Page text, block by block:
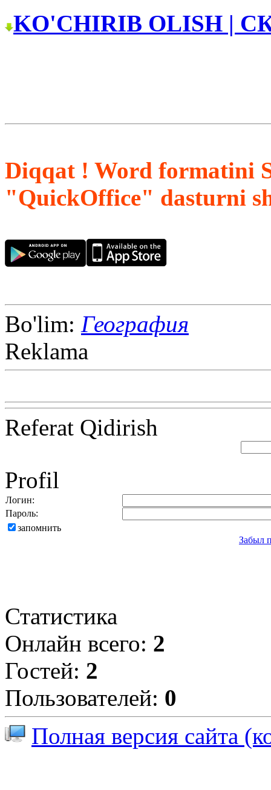
KO'CHIRIB OLISH |
Diqqat ! Word formatini
"QuickOffice" dasturni
Bo'lim: География
Reklama
Referat Qidirish
Profil
Логин:
Пароль:
запомнить
Забыл
Статистика
Онлайн всего: 2
Гостей: 2
Пользователей: 0
Полная версия сайта